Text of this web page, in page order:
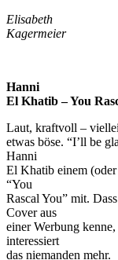
Elisabeth
Kagermeier
Hanni
El Khatib – You
Laut, kraftvoll –
etwas böse. “I’ll be
Hanni
El Khatib einem
“You
Rascal You” mit.
Cover aus
einer Werbung
interessiert
das niemanden mehr.